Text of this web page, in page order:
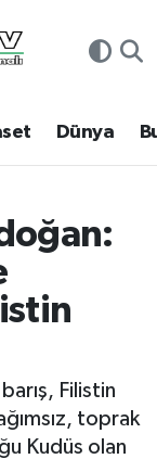
Dünya
Filistin
toprak
Kudüs olan